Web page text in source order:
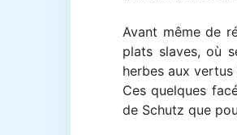
Avant même de
plats slaves, où
herbes aux
Ces quelques
de Schutz que